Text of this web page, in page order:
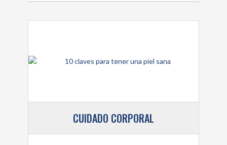
CUIDADO CORPORAL